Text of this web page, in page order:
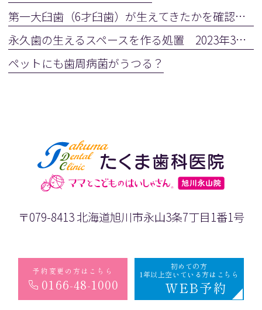
第一大臼歯（6才臼歯）が生えてきたかを確認しましょう
永久歯の生えるスペースを作る処置 2023年3月28日(火)
ペットにも歯周病菌がうつる？
〒079-8413 北海道旭川市永山3条7丁目1番1号
予約変更の方はこちら
0166-48-1000
初めての方
1年以上空いている方はこちら
WEB予約